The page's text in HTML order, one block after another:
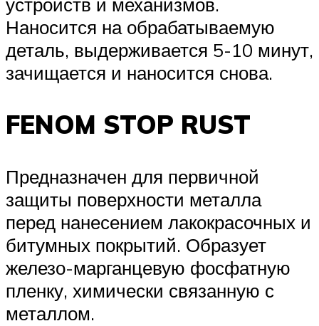
Наносится на обрабатываемую
деталь, выдерживается 5-10 минут,
зачищается и наносится снова.
FENOM STOP RUST
Предназначен для первичной
защиты поверхности металла
перед нанесением лакокрасочных и
битумных покрытий. Образует
железо-марганцевую фосфатную
пленку, химически связанную с
металлом.